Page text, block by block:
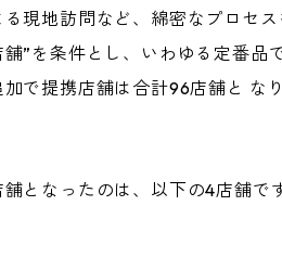
現地訪問など、綿密なプロセ
”を条件とし、いわゆる定番
で提携店舗は合計96店舗と な
となったのは、以下の4店舗で